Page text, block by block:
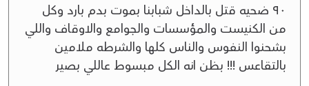
٩٠ ضحيه قتل بالداخل شبابنا بموت بدم بارد وكل
من الكنيست والمؤسسات والجوامع والاوقاف واللي
بشحنوا النفوس والناس كلها والشرطه ملامين
بالتقاعس !!! بظن انه الكل مبسوط عاللي بصير